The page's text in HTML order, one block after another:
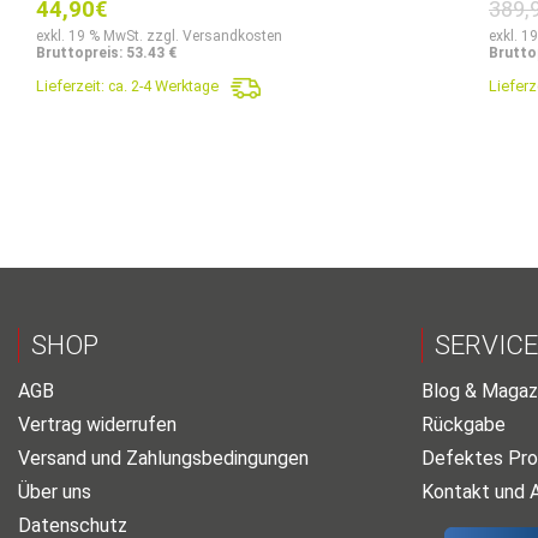
44,90€
exkl. 19 % MwSt. zzgl. Versandkosten
Bruttopreis: 53.43 €
Lieferzeit: ca. 2-4 Werktage
exkl.
SHOP
AGB
Vertrag widerrufen
Versand und Zahlungsbedingungen
Über uns
Datenschutz
SERVICE
Blog &
Rückgabe
Defektes
Kontakt und